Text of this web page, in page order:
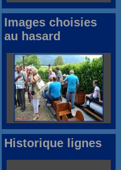
Images choisies
au hasard
Historique lignes